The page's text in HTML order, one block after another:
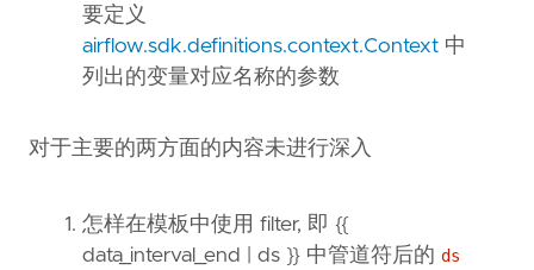
要定义
airflow.sdk.definitions.context.Context 中
列出的变量对应名称的参数
对于主要的两方面的内容未进行深入
怎样在模板中使用 filter, 即 {{
data_interval_end | ds }} 中管道符后的 ds